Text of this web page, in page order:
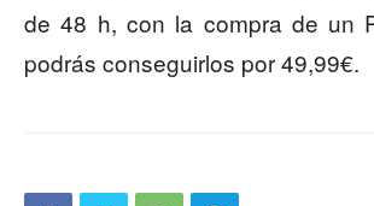
de 48 h, con la compra de un
podrás conseguirlos por 49,99€.